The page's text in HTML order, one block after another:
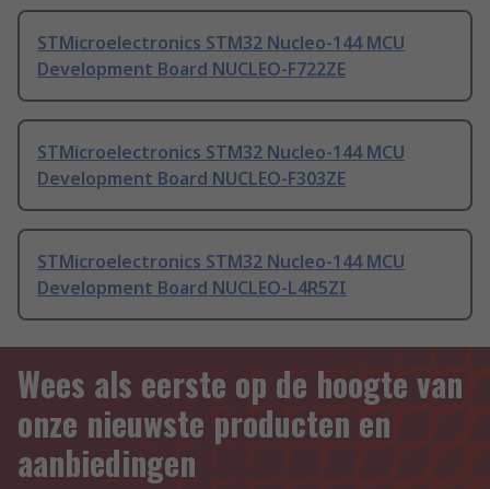
STMicroelectronics STM32 Nucleo-144 MCU
Development Board NUCLEO-F722ZE
STMicroelectronics STM32 Nucleo-144 MCU
Development Board NUCLEO-F303ZE
STMicroelectronics STM32 Nucleo-144 MCU
Development Board NUCLEO-L4R5ZI
Wees als eerste op de hoogte van
onze nieuwste producten en
aanbiedingen